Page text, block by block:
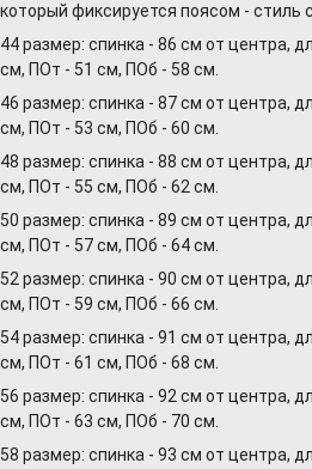
который фиксируется поясом - стиль
44 размер: спинка - 86 см от центра,
см, ПОт - 51 см, ПОб - 58 см.
46 размер: спинка - 87 см от центра,
см, ПОт - 53 см, ПОб - 60 см.
48 размер: спинка - 88 см от центра,
см, ПОт - 55 см, ПОб - 62 см.
50 размер: спинка - 89 см от центра,
см, ПОт - 57 см, ПОб - 64 см.
52 размер: спинка - 90 см от центра,
см, ПОт - 59 см, ПОб - 66 см.
54 размер: спинка - 91 см от центра,
см, ПОт - 61 см, ПОб - 68 см.
56 размер: спинка - 92 см от центра,
см, ПОт - 63 см, ПОб - 70 см.
58 размер: спинка - 93 см от центра,